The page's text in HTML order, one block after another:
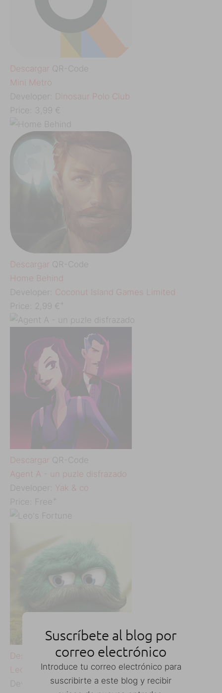
Descargar QR-Code
‎Mini Metro
Developer: Dinosaur Polo Club
Price: 3,99 €
Descargar QR-Code
‎Home Behind
Developer: Coconut Island Games Limited
Price: 2,99 € +
Descargar QR-Code
‎Agent A - un puzle disfrazado
Developer: Yak & co
Price: Free +
Descargar
QR-Code
‎Leo's Fortune
Developer:1337 & Senri LLC
Suscríbete al blog por
correo electrónico
Introduce tu correo electrónico para
suscribirte a este blog y recibir